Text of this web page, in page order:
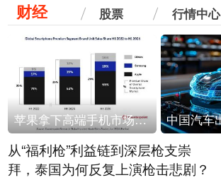
财经 股票 行情中心
苹果拿下高端手机市场65%的份额：iPhone 17系列功不可没
从“福利枪”利益链到深层枪支崇
拜，泰国为何反复上演枪击悲剧？